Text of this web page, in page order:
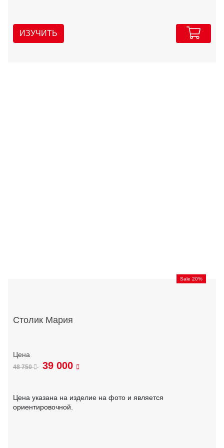
ИЗУЧИТЬ
Sale 20%
Столик Мария
48 750 39 000
Цена указана на изделие на фото и является
ориентировочной.